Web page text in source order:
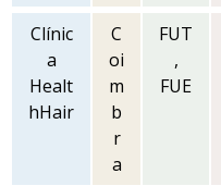
Clínic
a
Healt
hHair
C
oi
m
b
r
a
FUT
,
FUE